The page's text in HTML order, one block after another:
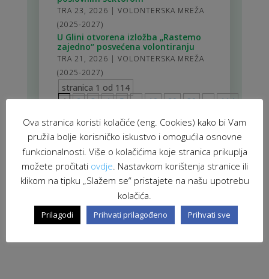
TRA 23, 2026 | VOLONTERSKA MREŽA
(2025-2027)
U Glini otvorena izložba „Rastemo
zajedno“ posvećena volontiranju
TRA 21, 2026 | VOLONTERSKA MREŽA
(2025-2027)
stranica 1 od 114
1
2 3 4 5 > 10 20 30 > 114
Ova stranica koristi kolačiće (eng. Cookies) kako bi Vam
pružila bolje korisničko iskustvo i omogućila osnovne
funkcionalnosti. Više o kolačićima koje stranica prikuplja
možete pročitati ovdje. Nastavkom korištenja stranice ili
klikom na tipku „Slažem se“ pristajete na našu upotrebu
kolačića.
Prilagodi Prihvati prilagođeno Prihvati sve